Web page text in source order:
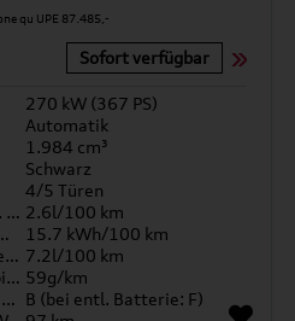
Sofort verfügbar
270 kW (367 PS)
Automatik
1.984 cm³
Schwarz
4/5 Türen
Kraftstoffverbrauch gew. kombiniert 2.6l/100 km
kombiniert
15.7 kWh/100 km
Kraftst. komb. entl. Batterie 7.2l/100 km
CO2-Emission gew. kombiniert 59g/km
CO2-Klasse gew. kombiniert B (bei entl. Batterie: F)